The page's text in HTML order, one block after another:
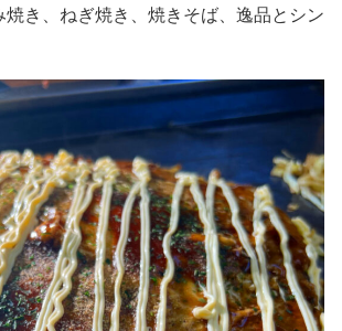
焼き、ねぎ焼き、焼きそば、逸品とシン